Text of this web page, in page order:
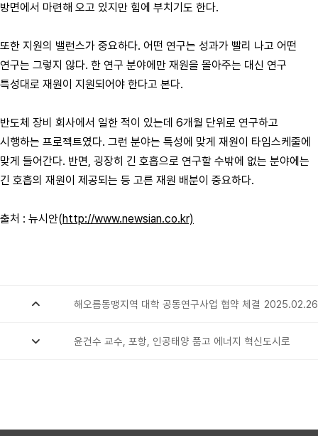
방면에서 마련해 오고 있지만 힘에 부치기도 한다.
또한 지원의 밸런스가 중요하다. 어떤 연구는 성과가 빨리 나고 어떤
연구는 그렇지 않다. 한 연구 분야에만 재원을 몰아주는 대신 연구
특성대로 재원이 지원되어야 한다고 본다.
반도체 장비 회사에서 일한 적이 있는데 6개월 단위로 연구하고
시행하는 프로젝트였다. 그런 분야는 특성에 맞게 재원이 타임스케줄에
맞게 들어간다. 반면, 굉장히 긴 호흡으로 연구할 수밖에 없는 분야에는
긴 호흡의 재원이 제공되는 등 고른 재원 배분이 중요하다.
출처 : 뉴시안(http://www.newsian.co.kr)
해오름동맹지역 대학 공동연구사업 협약 체결 2025.02.26
윤건수 교수, 포항, 인공태양 품고 에너지 혁신도시로